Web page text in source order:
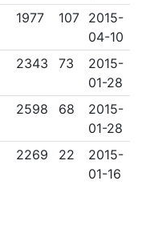
1977 107
2015-
04-10
2343 73
2015-
01-28
2598 68
2015-
01-28
2269 22
2015-
01-16